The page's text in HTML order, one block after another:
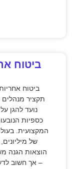
ביטוח
ביטוח
תקציר מנהלים
נועד להגן
כספיות
המקצועית.
של
הוצאות הגנה
– אך חשוב